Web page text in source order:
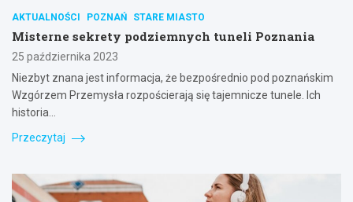
AKTUALNOŚCI POZNAŃ STARE MIASTO
Misterne sekrety podziemnych tuneli Poznania
25 października 2023
Niezbyt znana jest informacja, że bezpośrednio pod poznańskim
Wzgórzem Przemysła rozpościerają się tajemnicze tunele. Ich
historia…
Przeczytaj